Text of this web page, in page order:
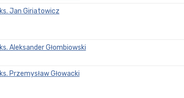
ks. Jan Giriatowicz
ks. Aleksander Głombiowski
ks. Przemysław Głowacki